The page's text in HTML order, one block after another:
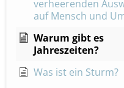
verheerenden
auf Mensch und
Warum gibt es
Jahreszeiten?
Was ist ein Sturm?